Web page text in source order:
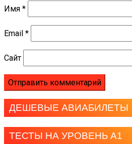
Имя *
Email *
Сайт
ДЕШЕВЫЕ АВИАБИЛЕТЫ
ТЕСТЫ НА УРОВЕНЬ А1